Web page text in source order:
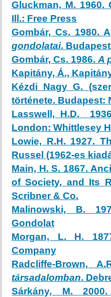
Gluckman, M. 1960.
Ill.: Free Press
Gombár, Cs. 1980.
gondolatai.
Gombár, Cs. 1986. A
Kapitány, Á.,
Kézdi Nagy G.
története. Budapest:
Lasswell, H.D.
London: Whittlesey
Lowie, R.H. 1927.
Russel (1962-es
Main, H. S. 1867.
of Society, and Its
Scribner & Co.
Malinowski, B.
Gondolat
Morgan, L. H.
Company
Radcliffe-Brown,
társadalomban.
Sárkány, M.